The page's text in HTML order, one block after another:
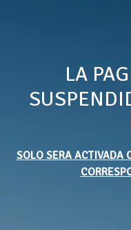
LA
SOLO SERA ACTIVADA